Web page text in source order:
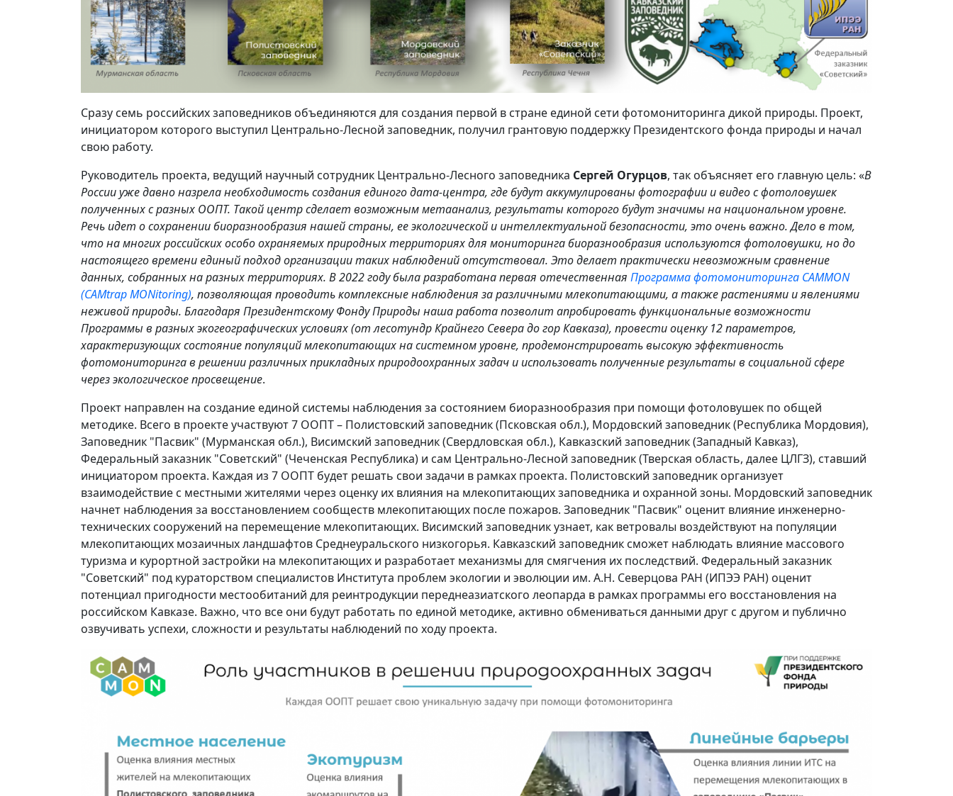
Сразу семь российских заповедников объединяются для создания первой в стране единой сети фотомониторинга дикой природы. Проект,
инициатором которого выступил Центрально-Лесной заповедник, получил грантовую поддержку Президентского фонда природы и начал
свою работу.
Руководитель проекта, ведущий научный сотрудник Центрально-Лесного заповедника Сергей Огурцов, так объясняет его главную цель: «В
России уже давно назрела необходимость создания единого дата-центра, где будут аккумулированы фотографии и видео с фотоловушек
полученных с разных ООПТ. Такой центр сделает возможным метаанализ, результаты которого будут значимы на национальном уровне.
Речь идет о сохранении биоразнообразия нашей страны, ее экологической и интеллектуальной безопасности, это очень важно. Дело в том,
что на многих российских особо охраняемых природных территориях для мониторинга биоразнообразия используются фотоловушки, но до
настоящего времени единый подход организации таких наблюдений отсутствовал. Это делает практически невозможным сравнение
данных, собранных на разных территориях. В 2022 году была разработана первая отечественная Программа фотомониторинга CAMMON
(CAMtrap MONitoring), позволяющая проводить комплексные наблюдения за различными млекопитающими, а также растениями и явлениями
неживой природы. Благодаря Президентскому Фонду Природы наша работа позволит апробировать функциональные возможности
Программы в разных экогеографических условиях (от лесотундр Крайнего Севера до гор Кавказа), провести оценку 12 параметров,
характеризующих состояние популяций млекопитающих на системном уровне, продемонстрировать высокую эффективность
фотомониторинга в решении различных прикладных природоохранных задач и использовать полученные результаты в социальной сфере
через экологическое просвещение.
Проект направлен на создание единой системы наблюдения за состоянием биоразнообразия при помощи фотоловушек по общей
методике. Всего в проекте участвуют 7 ООПТ – Полистовский заповедник (Псковская обл.), Мордовский заповедник (Республика Мордовия),
Заповедник "Пасвик" (Мурманская обл.), Висимский заповедник (Свердловская обл.), Кавказский заповедник (Западный Кавказ),
Федеральный заказник "Советский" (Чеченская Республика) и сам Центрально-Лесной заповедник (Тверская область, далее ЦЛГЗ), ставший
инициатором проекта. Каждая из 7 ООПТ будет решать свои задачи в рамках проекта. Полистовский заповедник организует
взаимодействие с местными жителями через оценку их влияния на млекопитающих заповедника и охранной зоны. Мордовский заповедник
начнет наблюдения за восстановлением сообществ млекопитающих после пожаров. Заповедник "Пасвик" оценит влияние инженерно-
технических сооружений на перемещение млекопитающих. Висимский заповедник узнает, как ветровалы воздействуют на популяции
млекопитающих мозаичных ландшафтов Среднеуральского низкогорья. Кавказский заповедник сможет наблюдать влияние массового
туризма и курортной застройки на млекопитающих и разработает механизмы для смягчения их последствий. Федеральный заказник
"Советский" под кураторством специалистов Института проблем экологии и эволюции им. А.Н. Северцова РАН (ИПЭЭ РАН) оценит
потенциал пригодности местообитаний для реинтродукции переднеазиатского леопарда в рамках программы его восстановления на
российском Кавказе. Важно, что все они будут работать по единой методике, активно обмениваться данными друг с другом и публично
озвучивать успехи, сложности и результаты наблюдений по ходу проекта.